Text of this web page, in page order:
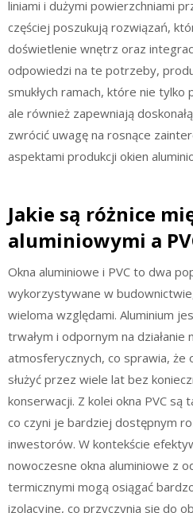
liniami i dużymi powierzchniami
częściej poszukują rozwiązań,
doświetlenie wnętrz oraz
odpowiedzi na te potrzeby,
smukłych ramach, które nie
ale również zapewniają
zwrócić uwagę na rosnące
aspektami produkcji okien
Jakie są różnice
aluminiowymi a
Okna aluminiowe i PVC to dwa
wykorzystywane w
wieloma względami. Aluminium
trwałym i odpornym na
atmosferycznych, co sprawia, że
służyć przez wiele lat bez
konserwacji. Z kolei okna PVC są
co czyni je bardziej dostępnym
inwestorów. W kontekście
nowoczesne okna aluminiowe z
termicznymi mogą osiągać
izolacyjne, co przyczynia się do